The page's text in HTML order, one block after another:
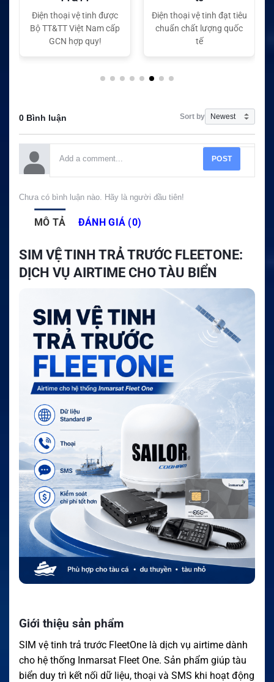
Điện thoại vệ tinh đạt tiêu
chuẩn chất lượng quốc
tế
Điện thoại vệ tinh đạt tiêu
chuẩn chất lượng quốc
tế
0 Bình luận Sort by
POST
Chưa có bình luận nào. Hãy là người đầu tiên!
MÔ TẢ ĐÁNH GIÁ (0)
SIM VỆ TINH TRẢ TRƯỚC FLEETONE:
DỊCH VỤ AIRTIME CHO TÀU BIỂN
Giới thiệu sản phẩm
SIM vệ tinh trả trước FleetOne là dịch vụ airtime dành
cho hệ thống Inmarsat Fleet One. Sản phẩm giúp tàu
biển duy trì kết nối dữ liệu, thoại và SMS khi hoạt động